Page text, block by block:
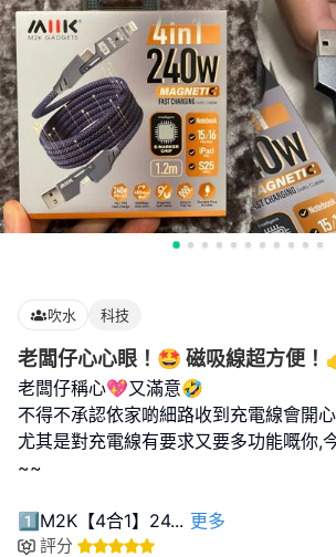
吹水 科技
老闆仔心心眼！🤩 磁吸線超方便！
老闆仔稱心💖又滿意🤣
不得不承認依家啲細路收到充電線會開
尤其是對充電線有要求又要多功能嘅你,
~~
1️⃣M2K【4合1】24... 更多
評分